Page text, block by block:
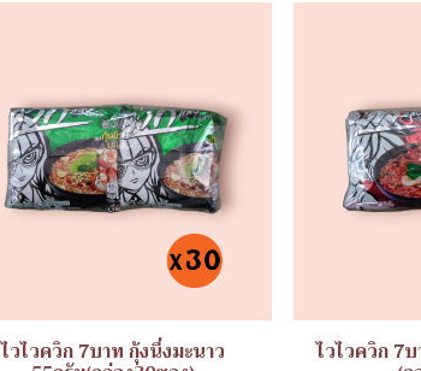
ไวไวควิก 7บาท กุ้งนึ่งมะนาว ไวไวควิก 7